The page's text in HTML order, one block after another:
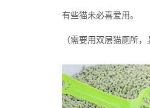
有些猫未必喜爱用。
（需要用双层猫厕所